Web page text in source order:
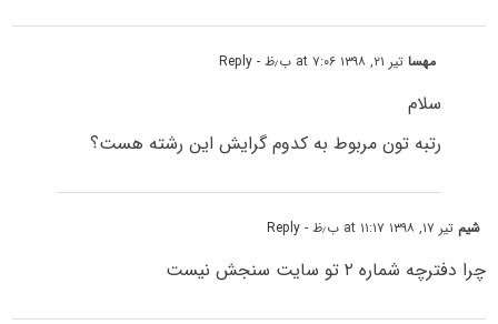
مهساتیر ۲۱, ۱۳۹۸ at ۷:۰۶ ب٫ظ - Reply
سلام
رتبه تون مربوط به کدوم گرایش این رشته هست؟
شیم تیر ۱۷, ۱۳۹۸ at ۱۱:۱۷ ب٫ظ - Reply
چرا دفترچه شماره ۲ تو سایت سنجش نیست